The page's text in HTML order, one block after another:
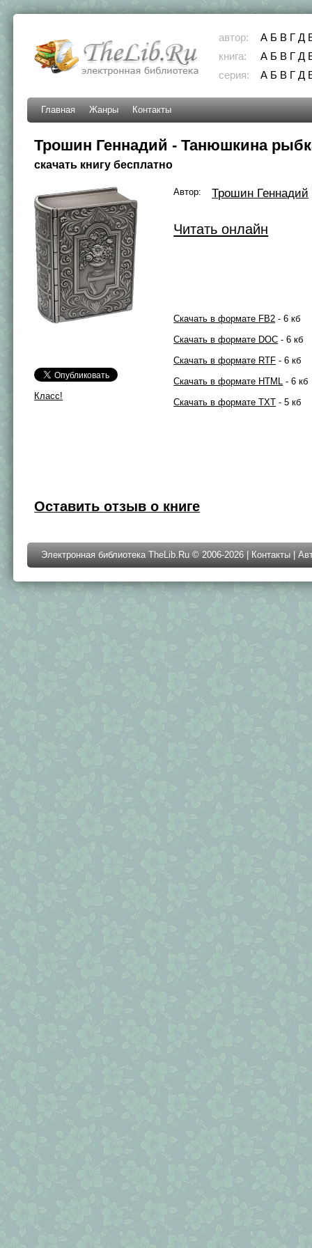
автор: А Б В Г Д
книга:
А Б В Г Д
серия:
А Б В Г Д
Главная Жанры Контакты
Трошин Геннадий - Танюшкина
скачать книгу бесплатно
Класс!
Автор: Трошин Геннадий
Читать онлайн
Скачать в формате FB2 - 6 кб
Скачать в формате DOC - 6 кб
Скачать в формате RTF - 6 кб
Скачать в формате HTML - 6 кб
Скачать в формате TXT - 5 кб
Оставить отзыв о книге
Электронная библиотека TheLib.Ru © 2006-2026 | Контакты |